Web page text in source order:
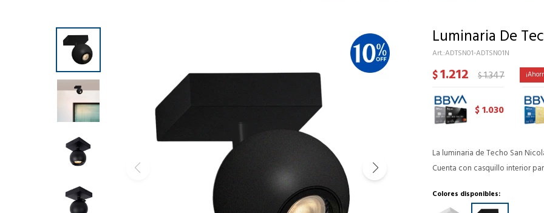
Luminaria De
ADTSN01-ADTSN01N
$1.212 $1.347
$1.030
La luminaria de Techo San
Cuenta con casquillo interior
Colores disponibles: